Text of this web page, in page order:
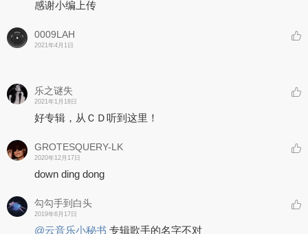
感谢小编上传
0009LAH
2021年4月1日
乐之谜失
2021年1月18日
好专辑，从ＣＤ听到这里！
GROTESQUERY-LK
2020年12月17日
down ding dong
勾勾手到白头
2019年6月17日
@云音乐小秘书 专辑歌手的名字不对